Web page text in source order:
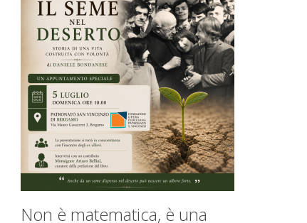
Non è matematica, è una